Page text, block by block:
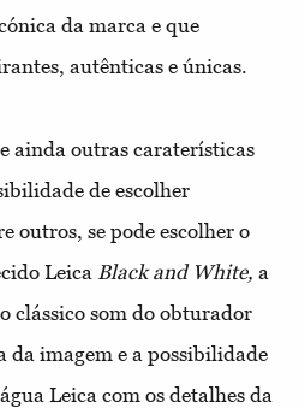
da marca e que
autênticas e únicas.
ainda outras caraterísticas
de escolher
outros, se pode escolher o
Leica Black and White, a
clássico som do obturador
da imagem e a possibilidade
Leica com os detalhes da